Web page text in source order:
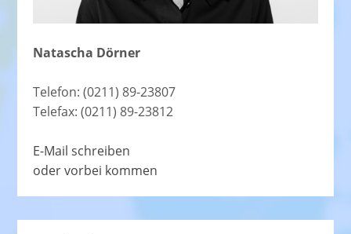
Natascha Dörner
Telefon: (0211) 89-23807
Telefax: (0211) 89-23812
E-Mail schreiben
oder vorbei kommen